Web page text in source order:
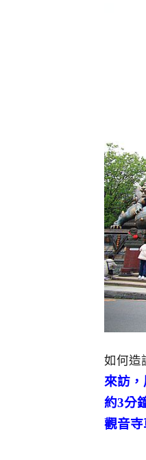
如何造
來訪
約3分
觀音寺